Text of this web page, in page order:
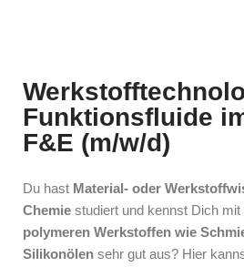
Funktionsfluide
F&E (m/w/d)
Du hast Material- oder
Chemie studiert und kennst Dich mit
polymeren Werkstoffen wie
Silikonölen sehr gut aus? Hier